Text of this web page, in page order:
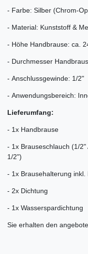
- Farbe: Silber (Chrom-
- Material: Kunststoff &
- Höhe Handbrause: ca.
- Durchmesser
- Anschlussgewinde: 1/2"
- Anwendungsbereich:
Lieferumfang:
- 1x Handbrause
- 1x Brauseschlauch (1/
1/2")
- 1x Brausehalterung
- 2x Dichtung
- 1x Wasserspardichtung
Sie erhalten den